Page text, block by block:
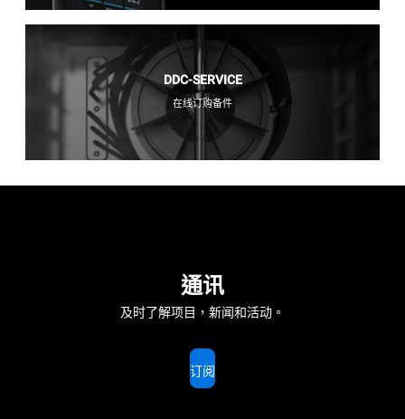
DDC-SERVICE
在线订购备件
通讯
及时了解项目，新闻和活动。
订阅